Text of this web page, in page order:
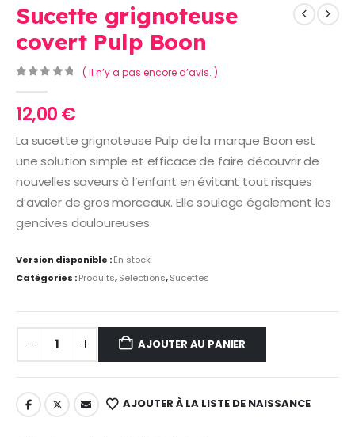
Sucette grignoteuse
covert Pulp Boon
( Il n’y a pas encore d’avis. )
12,00€
La sucette grignoteuse Pulp de la marque Boon est
une solution simple et efficace de faire découvrir de
nouvelles saveurs à l’enfant en évitant tout risques
d’avaler de gros morceaux. Elle soulage également les
gencives douloureuses.
Version disponible :En stock
Catégories :Produits,Selections,Sucettes
AJOUTER AU PANIER
AJOUTER À LA LISTE DE NAISSANCE